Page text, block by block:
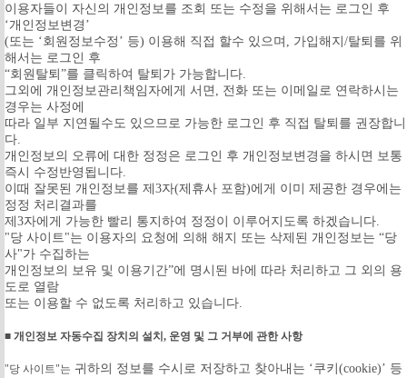
이용자들이 자신의 개인정보를 조회 또는 수정을 위해서는 로그인 후
‘개인정보변경’
(또는 ‘회원정보수정’ 등) 이용해 직접 할수 있으며, 가입해지/탈퇴를 위
해서는 로그인 후
“회원탈퇴”를 클릭하여 탈퇴가 가능합니다.
그외에 개인정보관리책임자에게 서면, 전화 또는 이메일로 연락하시는
경우는 사정에
따라 일부 지연될수도 있으므로 가능한 로그인 후 직접 탈퇴를 권장합니
다.
개인정보의 오류에 대한 정정은 로그인 후 개인정보변경을 하시면 보통
즉시 수정반영됩니다.
이때 잘못된 개인정보를 제3자(제휴사 포함)에게 이미 제공한 경우에는
정정 처리결과를
제3자에게 가능한 빨리 통지하여 정정이 이루어지도록 하겠습니다.
"당 사이트"는 이용자의 요청에 의해 해지 또는 삭제된 개인정보는 “당
사"가 수집하는
개인정보의 보유 및 이용기간”에 명시된 바에 따라 처리하고 그 외의 용
도로 열람
또는 이용할 수 없도록 처리하고 있습니다.
■ 개인정보 자동수집 장치의 설치, 운영 및 그 거부에 관한 사항
"당 사이트"는 귀하의 정보를 수시로 저장하고 찾아내는 ‘쿠키(cookie)’ 등